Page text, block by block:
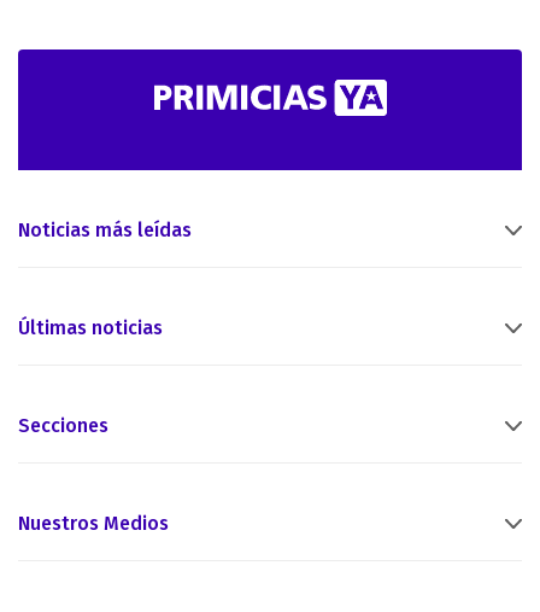
Noticias más leídas
Últimas noticias
Secciones
Nuestros Medios